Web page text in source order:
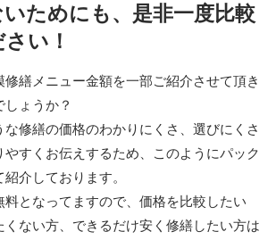
ためにも、是非一度比較
い！
修繕メニュー金額を一部ご紹介させて頂き
しょうか？
修繕の価格のわかりにくさ、選びにくさ
やすくお伝えするため、このようにパック
介しております。
となってますので、価格を比較したい
ない方、できるだけ安く修繕したい方は